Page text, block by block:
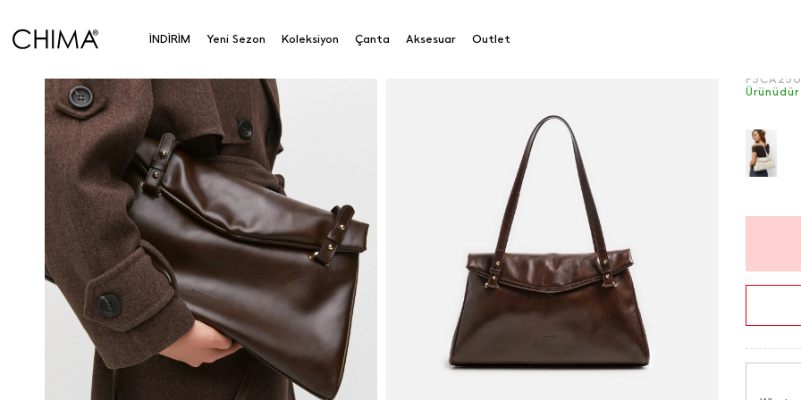
İNDİRİM Yeni Sezon Koleksiyon Çanta Aksesuar Outlet
Ürünüdür